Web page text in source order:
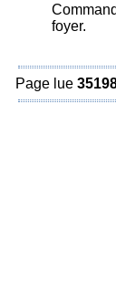
foyer.
Page lue